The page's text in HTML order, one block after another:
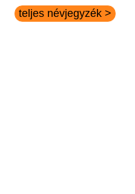
teljes névjegyzék >